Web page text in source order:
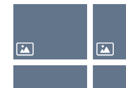
專
區